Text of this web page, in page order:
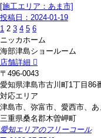
[施工エリア：あま市]
投稿日： 2024-01-19
1 2 3 4 5 6
ニッカホーム
海部津島ショールーム
店舗詳細
〒496-0043
愛知県津島市古川町1丁目86
対応エリア
津島市、弥富市、愛西市、
三重県桑名郡木曽岬町
愛知エリアのフリーコール